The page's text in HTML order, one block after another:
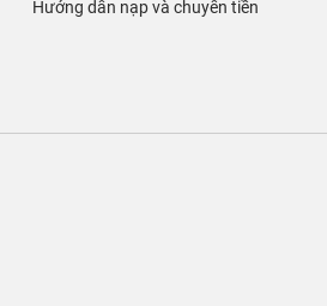
Hướng dẫn nạp và chuyển tiền